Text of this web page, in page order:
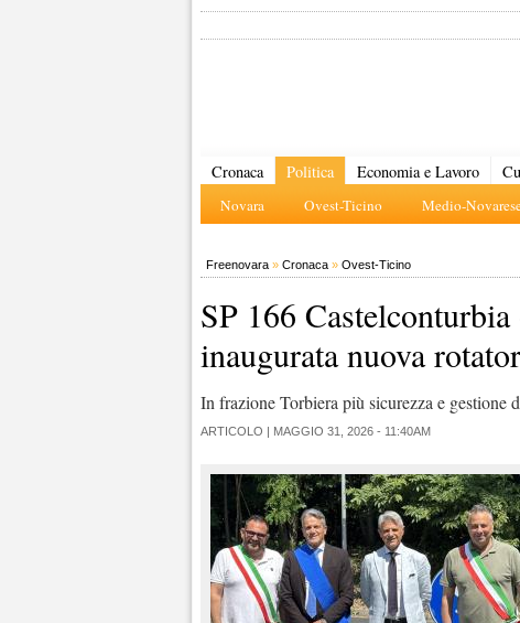
Cronaca Politica
Novara Ovest-Ticino Medio-
Economia e Lavoro
Freenovara » Cronaca » Ovest-Ticino
SP 166
inaugurata nuova
In frazione Torbiera più sicurezza e gestione
ARTICOLO | MAGGIO 31, 2026 - 11:40AM